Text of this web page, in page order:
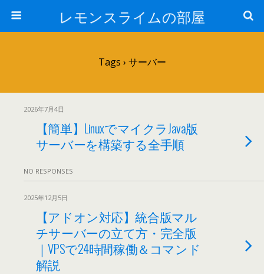
レモンスライムの部屋
Tags › サーバー
2026年7月4日
【簡単】LinuxでマイクラJava版
サーバーを構築する全手順
NO RESPONSES
2025年12月5日
【アドオン対応】統合版マル
チサーバーの立て方・完全版
｜VPSで24時間稼働＆コマンド
解説